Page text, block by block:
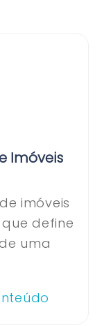
Imóveis
imóveis
define
uma